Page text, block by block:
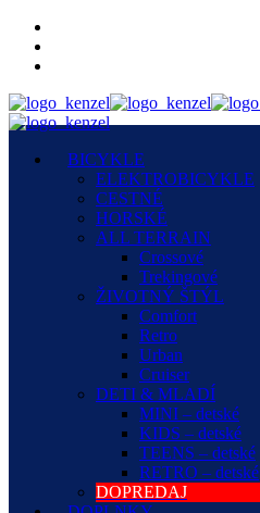
BICYKLE
ELEKTROBICYKLE
CESTNÉ
HORSKÉ
ALL TERRAIN
Crossové
Trekingové
ŽIVOTNÝ ŠTÝL
Comfort
Retro
Urban
Cruiser
DETI & MLADÍ
MINI – detské
KIDS – detské
TEENS – detské
RETRO – detské
DOPREDAJ